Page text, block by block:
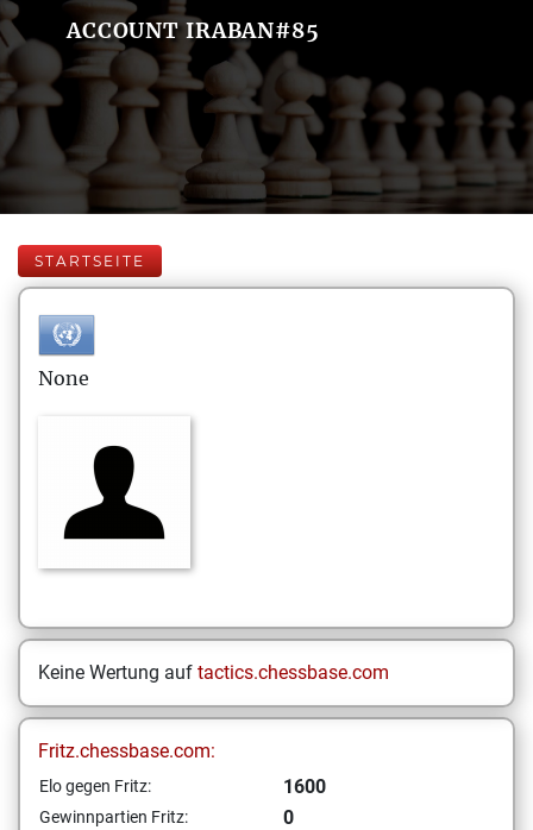
ACCOUNT IRABAN#85
STARTSEITE
None
Keine Wertung auf tactics.chessbase.com
Fritz.chessbase.com:
Elo gegen Fritz: 1600
Gewinnpartien Fritz: 0